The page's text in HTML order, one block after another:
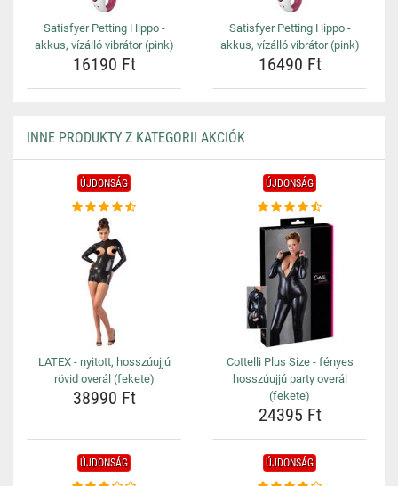
Satisfyer Petting Hippo -
akkus, vízálló vibrátor (pink)
16190 Ft
Satisfyer Petting Hippo -
akkus, vízálló vibrátor (pink)
16490 Ft
INNE PRODUKTY Z KATEGORII AKCIÓK
ÚJDONSÁG
LATEX - nyitott, hosszúujjú
rövid overál (fekete)
38990 Ft
ÚJDONSÁG
Cottelli Plus Size - fényes
hosszúujjú party overál
(fekete)
24395 Ft
ÚJDONSÁG ÚJDONSÁG